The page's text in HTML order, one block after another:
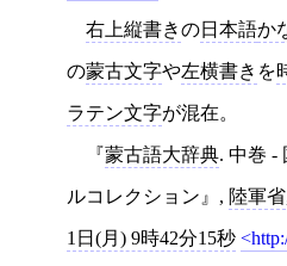
右上縦書きの日本語か
の蒙古文字や左横書き を
ラテン文字が混在。
蒙古語大辞典. 中巻 -
ルコレクション , 陸軍省
1日(月) 9時42分15秒